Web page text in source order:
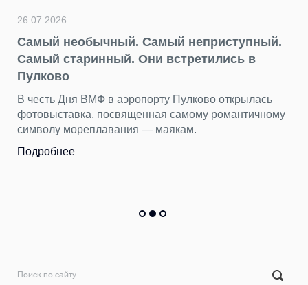
26.07.2026
Самый необычный. Самый неприступный.
Самый старинный. Они встретились в
Пулково
В честь Дня ВМФ в аэропорту Пулково открылась
фотовыставка, посвященная самому романтичному
символу мореплавания — маякам.
Подробнее